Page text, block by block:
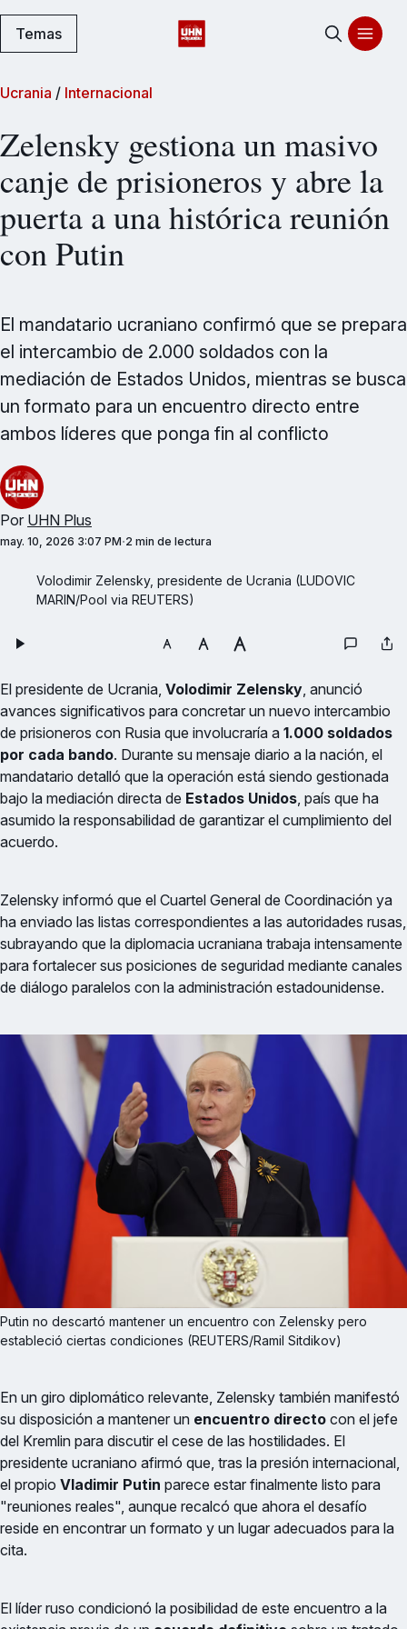
Temas
Ucrania / Internacional
Zelensky gestiona un masivo
canje de prisioneros y abre la
puerta a una histórica reunión
con Putin
El mandatario ucraniano confirmó que se prepara
el intercambio de 2.000 soldados con la
mediación de Estados Unidos, mientras se busca
un formato para un encuentro directo entre
ambos líderes que ponga fin al conflicto
Por UHN Plus
may. 10, 2026 3:07 PM 2 min de lectura
Volodimir Zelensky, presidente de Ucrania (LUDOVIC
MARIN/Pool via REUTERS)
El presidente de Ucrania, Volodimir Zelensky, anunció
avances significativos para concretar un nuevo intercambio
de prisioneros con Rusia que involucraría a 1.000 soldados
por cada bando. Durante su mensaje diario a la nación, el
mandatario detalló que la operación está siendo gestionada
bajo la mediación directa de Estados Unidos, país que ha
asumido la responsabilidad de garantizar el cumplimiento del
acuerdo.
Zelensky informó que el Cuartel General de Coordinación ya
ha enviado las listas correspondientes a las autoridades rusas,
subrayando que la diplomacia ucraniana trabaja intensamente
para fortalecer sus posiciones de seguridad mediante canales
de diálogo paralelos con la administración estadounidense.
Putin no descartó mantener un encuentro con Zelensky pero
estableció ciertas condiciones (REUTERS/Ramil Sitdikov)
En un giro diplomático relevante, Zelensky también manifestó
su disposición a mantener un encuentro directo con el jefe
del Kremlin para discutir el cese de las hostilidades. El
presidente ucraniano afirmó que, tras la presión internacional,
el propio Vladimir Putin parece estar finalmente listo para
"reuniones reales", aunque recalcó que ahora el desafío
reside en encontrar un formato y un lugar adecuados para la
cita.
El líder ruso condicionó la posibilidad de este encuentro a la